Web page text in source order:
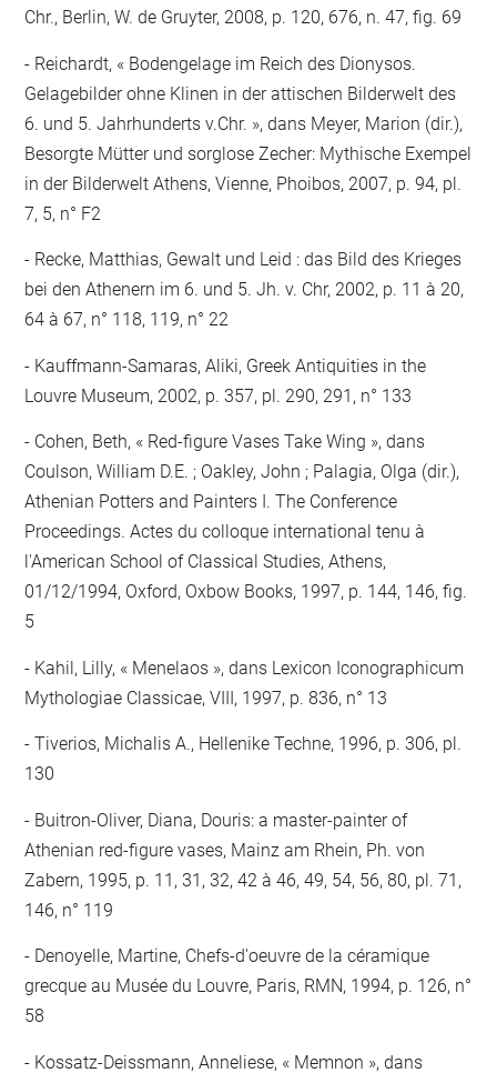
Chr., Berlin, W. de Gruyter, 2008, p. 120, 676, n. 47, fig. 69
Reichardt, « Bodengelage im Reich des Dionysos.
Gelagebilder ohne Klinen in der attischen Bilderwelt des
6. und 5. Jahrhunderts v.Chr. », dans Meyer, Marion (dir.),
Besorgte Mütter und sorglose Zecher: Mythische Exempel
in der Bilderwelt Athens, Vienne, Phoibos, 2007, p. 94, pl.
7, 5, n° F2
Recke, Matthias, Gewalt und Leid : das Bild des Krieges
bei den Athenern im 6. und 5. Jh. v. Chr, 2002, p. 11 à 20,
64 à 67, n° 118, 119, n° 22
Kauffmann-Samaras, Aliki, Greek Antiquities in the
Louvre Museum, 2002, p. 357, pl. 290, 291, n° 133
Cohen, Beth, « Red-figure Vases Take Wing », dans
Coulson, William D.E. ; Oakley, John ; Palagia, Olga (dir.),
Athenian Potters and Painters I. The Conference
Proceedings. Actes du colloque international tenu à
l'American School of Classical Studies, Athens,
01/12/1994, Oxford, Oxbow Books, 1997, p. 144, 146, fig.
5
Kahil, Lilly, « Menelaos », dans Lexicon Iconographicum
Mythologiae Classicae, VIII, 1997, p. 836, n° 13
Tiverios, Michalis A., Hellenike Techne, 1996, p. 306, pl.
130
Buitron-Oliver, Diana, Douris: a master-painter of
Athenian red-figure vases, Mainz am Rhein, Ph. von
Zabern, 1995, p. 11, 31, 32, 42 à 46, 49, 54, 56, 80, pl. 71,
146, n° 119
Denoyelle, Martine, Chefs-d'oeuvre de la céramique
grecque au Musée du Louvre, Paris, RMN, 1994, p. 126, n°
58
Kossatz-Deissmann, Anneliese, « Memnon », dans